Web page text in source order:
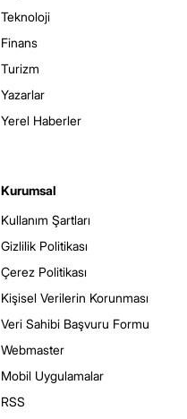
Teknoloji
Finans
Turizm
Yazarlar
Yerel Haberler
Kurumsal
Kullanım Şartları
Gizlilik Politikası
Çerez Politikası
Kişisel Verilerin Korunması
Veri Sahibi Başvuru Formu
Webmaster
Mobil Uygulamalar
RSS